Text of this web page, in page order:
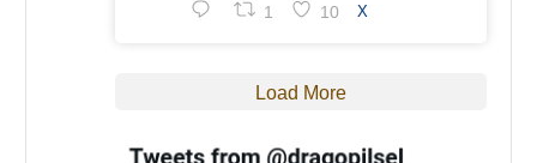
1 10 X
Load More